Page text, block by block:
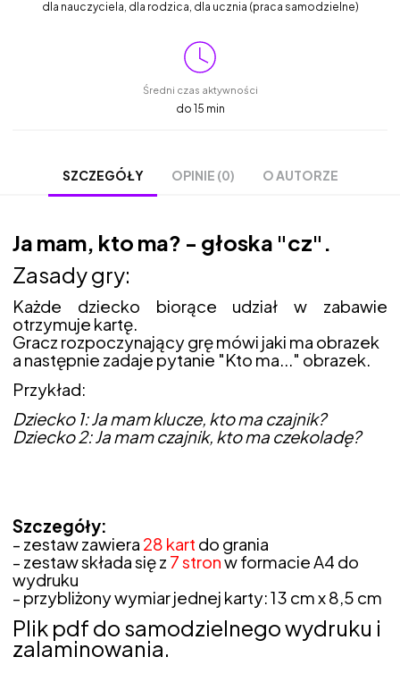
dla nauczyciela, dla rodzica, dla ucznia (praca samodzielne)
Średni czas aktywności
do 15 min
SZCZEGÓŁY OPINIE (0) O AUTORZE
Ja mam, kto ma? - głoska "cz".
Zasady gry:
Każde dziecko biorące udział w zabawie
otrzymuje kartę.
Gracz rozpoczynający grę mówi jaki ma obrazek
a następnie zadaje pytanie "Kto ma..." obrazek.
Przykład:
Dziecko 1: Ja mam klucze, kto ma czajnik?
Dziecko 2: Ja mam czajnik, kto ma czekoladę?
Szczegóły:
- zestaw zawiera 28 kart do grania
- zestaw składa się z 7 stronw formacie A4 do
wydruku
- przybliżony wymiar jednej karty: 13 cm x 8,5 cm
Plik pdf do samodzielnego wydruku i
zalaminowania.